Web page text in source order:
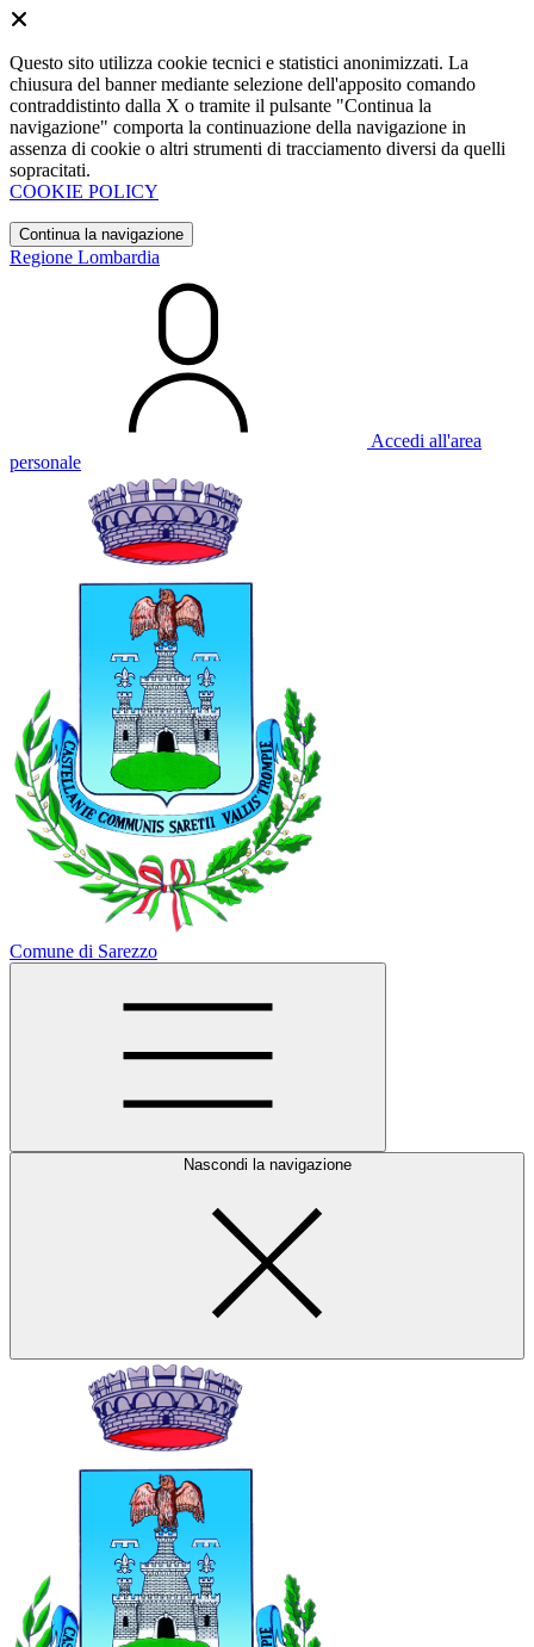
Questo sito utilizza cookie tecnici e statistici anonimizzati. La
chiusura del banner mediante selezione dell'apposito comando
contraddistinto dalla X o tramite il pulsante "Continua la
navigazione" comporta la continuazione della navigazione in
assenza di cookie o altri strumenti di tracciamento diversi da quelli
sopracitati.
COOKIE POLICY
Continua la navigazione
Regione Lombardia
Accedi all'area
personale
Comune di Sarezzo
Nascondi la navigazione